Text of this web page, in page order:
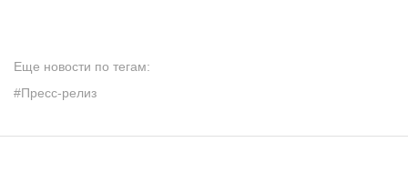
Еще новости по тегам:
#Пресс-релиз